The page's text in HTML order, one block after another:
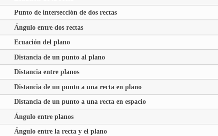
Punto de intersección de dos rectas
Ángulo entre dos rectas
Ecuación del plano
Distancia de un punto al plano
Distancia entre planos
Distancia de un punto a una recta en plano
Distancia de un punto a una recta en espacio
Ángulo entre planos
Ángulo entre la recta y el plano